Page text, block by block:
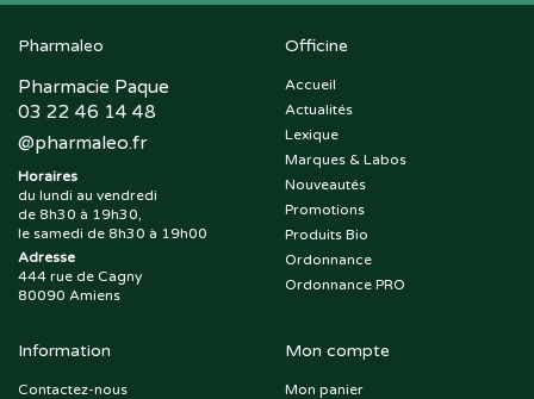
Pharmaleo
Pharmacie Paque
03 22 46 14 48
@pharmaleo.fr
Horaires
du lundi au vendredi
de 8h30 à 19h30,
le samedi de 8h30 à 19h00
Adresse
444 rue de Cagny
80090 Amiens
Officine
Accueil
Actualités
Lexique
Marques & Labos
Nouveautés
Promotions
Produits Bio
Ordonnance
Ordonnance PRO
Information
Contactez-nous
Mon compte
Mon panier